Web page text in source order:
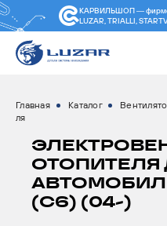
КАРВИЛЬШОП —
LUZAR, TRIALLI,
Главная Каталог
ля
ОТОПИТЕЛЯ
(C6) (04-)